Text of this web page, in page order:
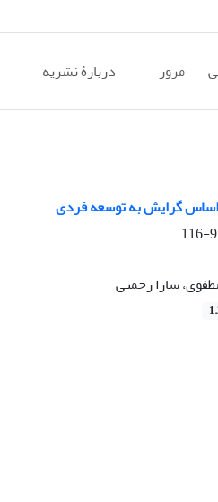
مرور دربارۀ نشریه
اساس گرایش به توسعه فردی
سارا رحمتی